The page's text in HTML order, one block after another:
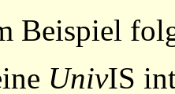
Beispiel
UnivIS